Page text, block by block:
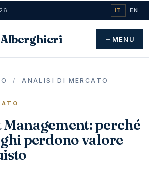
IT EN
MENU
/ ANALISI DI MERCATO
Management: perché
perdono valore